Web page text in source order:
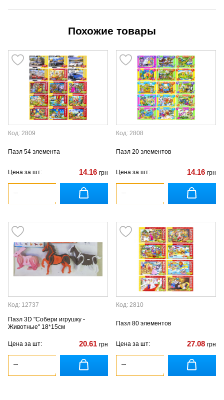
Похожие товары
Код: 2809
Пазл 54 элемента
Цена за шт: 14.16 грн
Код: 2808
Пазл 20 элементов
Цена за шт: 14.16 грн
Код: 12737
Пазл 3D "Собери игрушку -
Животные" 18*15см
Цена за шт: 20.61 грн
Код: 2810
Пазл 80 элементов
Цена за шт: 27.08 грн